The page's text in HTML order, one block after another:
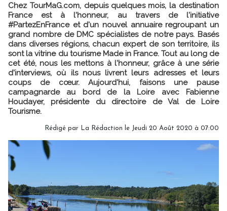
Chez TourMaG.com, depuis quelques mois, la destination
France est à l'honneur, au travers de l'initiative
#PartezEnFrance et d'un nouvel annuaire regroupant un
grand nombre de DMC spécialistes de notre pays. Basés
dans diverses régions, chacun expert de son territoire, ils
sont la vitrine du tourisme Made in France. Tout au long de
cet été, nous les mettons à l'honneur, grâce à une série
d'interviews, où ils nous livrent leurs adresses et leurs
coups de cœur. Aujourd'hui, faisons une pause
campagnarde au bord de la Loire avec Fabienne
Houdayer, présidente du directoire de Val de Loire
Tourisme.
Rédigé par La Rédaction le Jeudi 20 Août 2020 à 07:00